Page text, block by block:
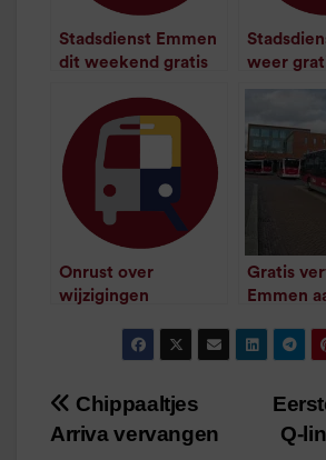
Stadsdienst Emmen
dit weekend gratis
weer
/ 1
Onrust over
wijzigingen
minuut leestijd
Gratis
Emmen
/
Bericht
Q-
Chippaaltjes
Arriva vervangen